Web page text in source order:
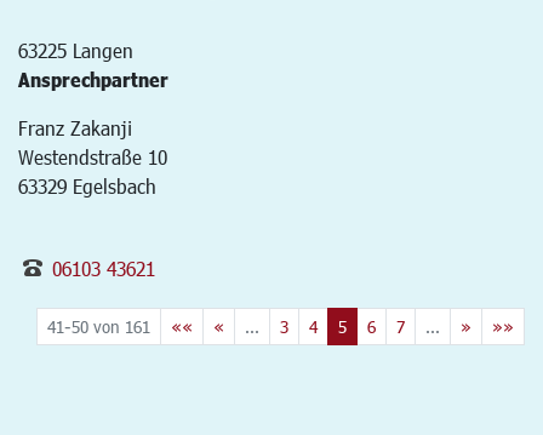
63225 Langen
Ansprechpartner
Franz Zakanji
Westendstraße 10
63329 Egelsbach
06103 43621
41-50 von 161 «« « ... 3 4 5 6 7 ... » »»